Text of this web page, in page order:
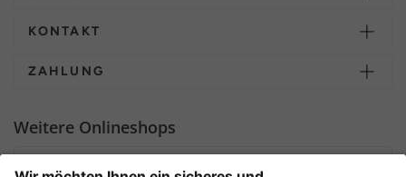
KONTAKT
ZAHLUNG
Weitere Onlineshops